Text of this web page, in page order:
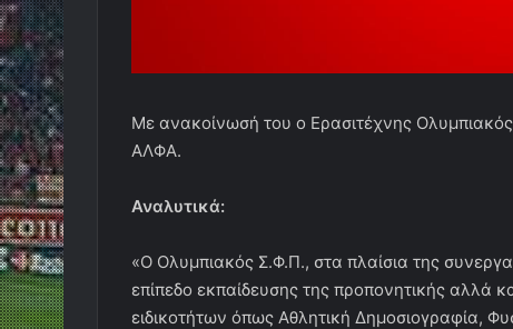
Με ανακοίνωσή του ο Ερασιτέχνης
ΑΛΦΑ.
Αναλυτικά:
«Ο Ολυμπιακός Σ.Φ.Π., στα πλαίσια της
επίπεδο εκπαίδευσης της προπονητικής αλλά
ειδικοτήτων όπως Αθλητική Δημοσιογραφία,